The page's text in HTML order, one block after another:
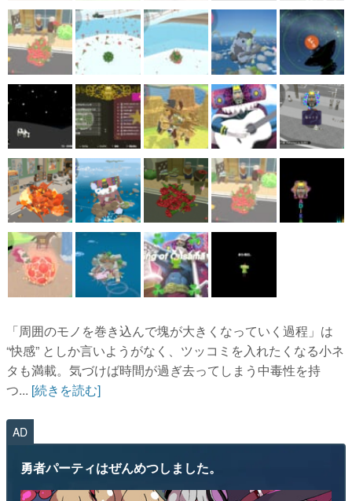
「周囲のモノを巻き込んで塊が大きくなっていく過程」は
“快感” としか言いようがなく、ツッコミを入れたくなる小ネ
タも満載。気づけば時間が過ぎ去ってしまう中毒性を持
つ... [続きを読む]
AD
勇者パーティはぜんめつしました。